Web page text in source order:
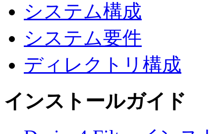
システム構成
システム要件
ディレクトリ構成
インストールガイド